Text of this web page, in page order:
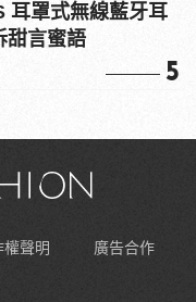
耳罩式無線藍牙耳
甜言蜜語
5
權聲明
廣告合作